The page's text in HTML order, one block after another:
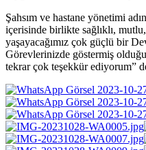
Şahsım ve hastane yönetimi
içerisinde birlikte sağlıklı,
yaşayacağımız çok güçlü bir
Görevlerinizde göstermiş
tekrar çok teşekkür ediyorum”